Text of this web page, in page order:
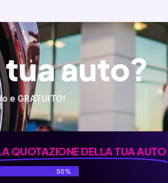
tua auto?
e GRATUITO!
QUOTAZIONE DELLA TUA AUTO
50%